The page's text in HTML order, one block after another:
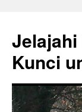
content
Kunci